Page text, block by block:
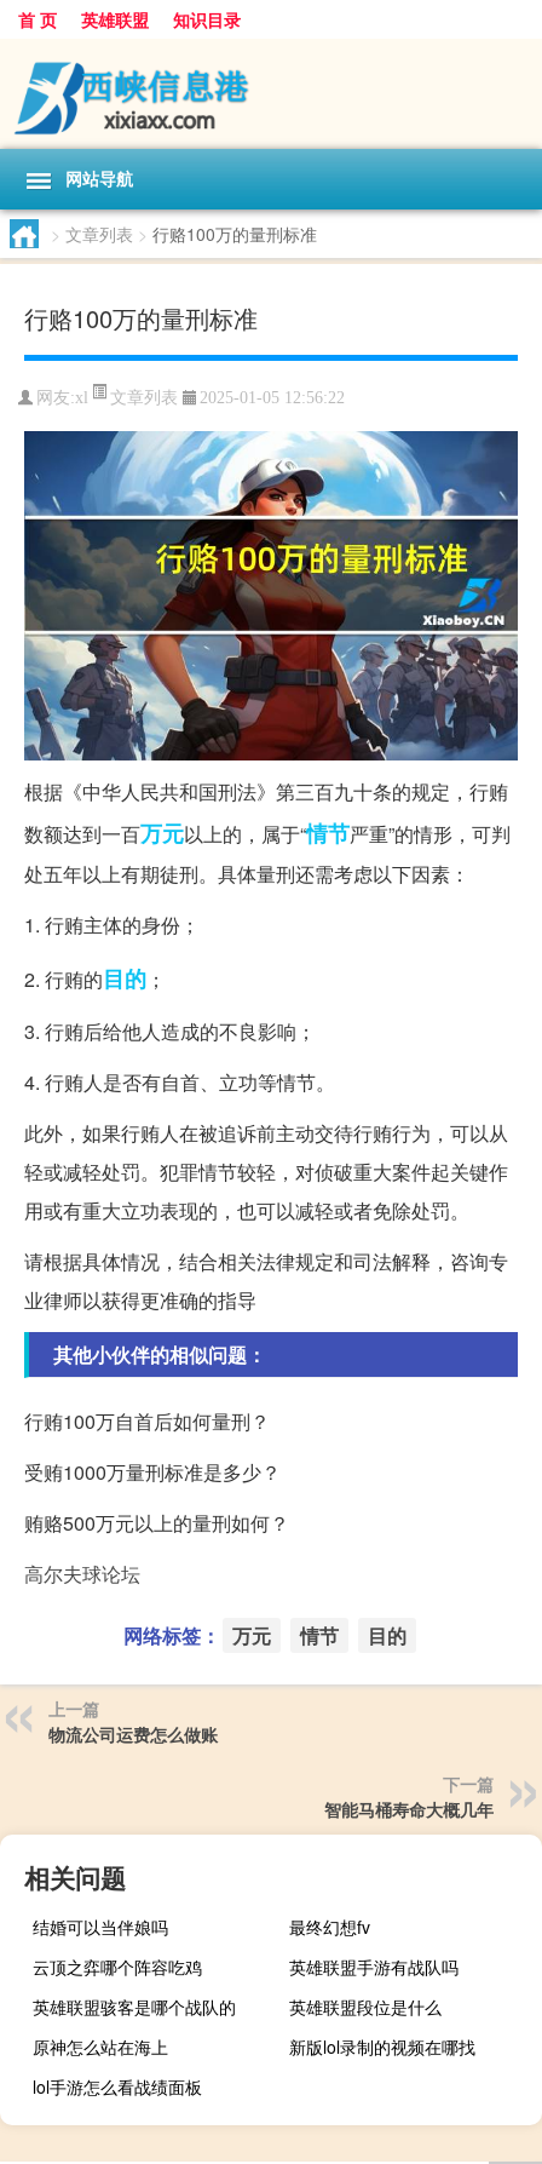
首 页 英雄联盟 知识目录
网站导航
> 文章列表 > 行赂100万的量刑标准
行赂100万的量刑标准
网友:xl 文章列表 2025-01-05 12:56:22
根据《中华人民共和国刑法》第三百九十条的规定，行贿
数额达到一百万元以上的，属于“情节严重”的情形，可判
处五年以上有期徒刑。具体量刑还需考虑以下因素：
1. 行贿主体的身份；
2. 行贿的目的 ；
3. 行贿后给他人造成的不良影响；
4. 行贿人是否有自首、立功等情节。
此外，如果行贿人在被追诉前主动交待行贿行为，可以从
轻或减轻处罚。犯罪情节较轻，对侦破重大案件起关键作
用或有重大立功表现的，也可以减轻或者免除处罚。
请根据具体情况，结合相关法律规定和司法解释，咨询专
业律师以获得更准确的指导
其他小伙伴的相似问题：
行贿100万自首后如何量刑？
受贿1000万量刑标准是多少？
贿赂500万元以上的量刑如何？
高尔夫球论坛
网络标签： 万元 情节 目的
上一篇
物流公司运费怎么做账
下一篇
智能马桶寿命大概几年
相关问题
结婚可以当伴娘吗
最终幻想fv
云顶之弈哪个阵容吃鸡
英雄联盟手游有战队吗
英雄联盟骇客是哪个战队的
英雄联盟段位是什么
原神怎么站在海上
新版lol录制的视频在哪找
lol手游怎么看战绩面板